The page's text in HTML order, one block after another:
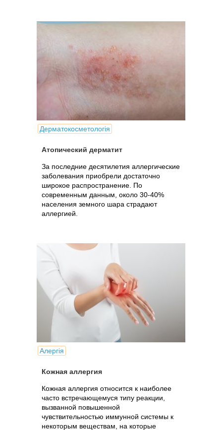
Дерматокосметологія
Атопический дерматит
За последние десятилетия аллергические
заболевания приобрели достаточно
широкое распространение. По
современным данным, около 30-40%
населения земного шара страдают
аллергией.
Алергія
Кожная аллергия
Кожная аллергия относится к наиболее
часто встречающемуся типу реакции,
вызванной повышенной
чувствительностью иммунной системы к
некоторым веществам, на которые